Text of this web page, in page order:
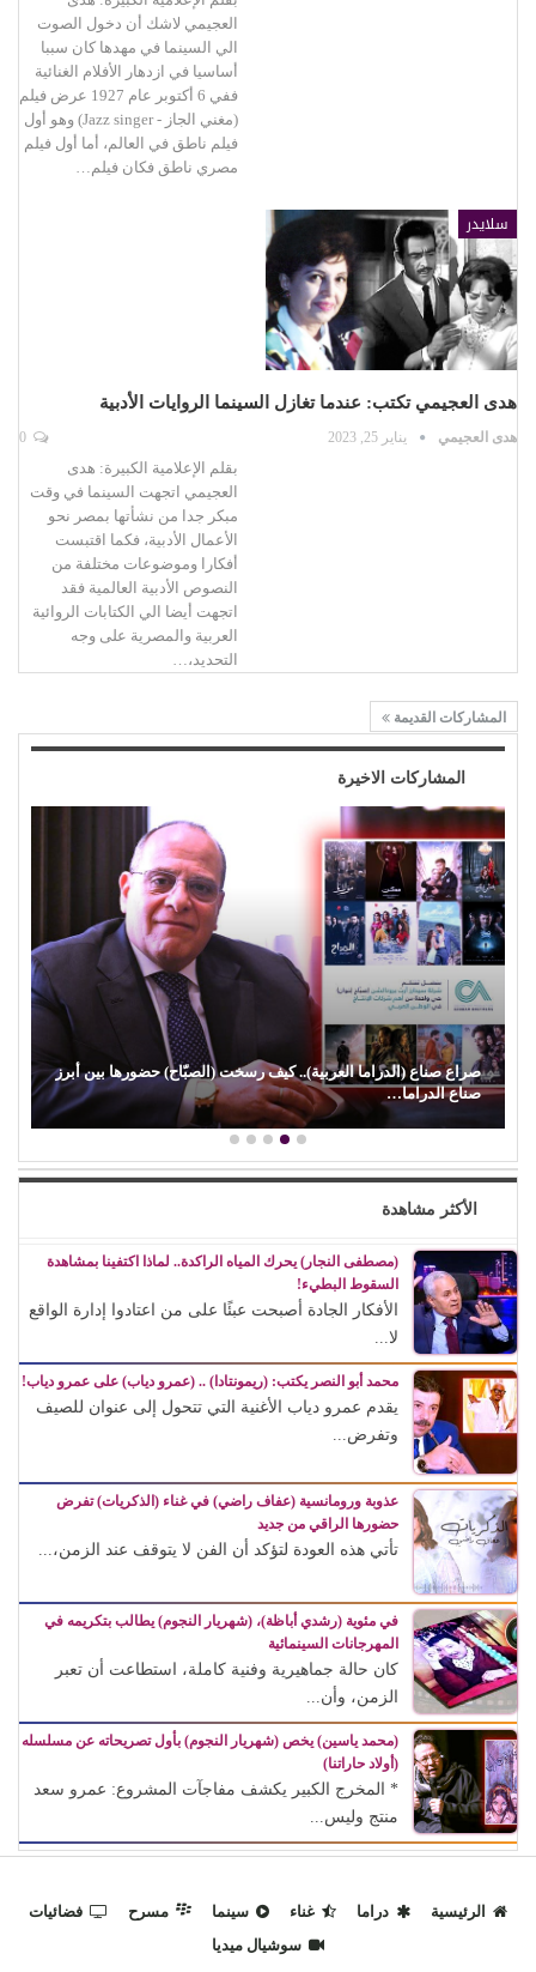
العجيمي لاشك أن دخول الصوت
الي السينما في مهدها كان سببا
أساسيا في ازدهار الأفلام الغنائية
ففي 6 أكتوبر عام 1927 عرض فيلم
(مغني الجاز - Jazz singer) وهو أول
فيلم ناطق في العالم، أما أول فيلم
مصري ناطق فكان فيلم…
سلايدر
هدى العجيمي تكتب: عندما تغازل السينما الروايات الأدبية
هدى العجيمي يناير 25, 2023
بقلم الإعلامية الكبيرة: هدى
العجيمي اتجهت السينما في وقت
مبكر جدا من نشأتها بمصر نحو
الأعمال الأدبية، فكما اقتبست
أفكارا وموضوعات مختلفة من
النصوص الأدبية العالمية فقد
اتجهت أيضا الي الكتابات الروائية
العربية والمصرية على وجه
التحديد،…
المشاركات القديمة
المشاركات الاخيرة
صراع صناع (الدراما العربية).. كيف رسخت (الصبّاح) حضورها بين أبرز
صناع الدراما…
الأكثر مشاهدة
(مصطفى النجار) يحرك المياه الراكدة.. لماذا اكتفينا بمشاهدة
السقوط البطيء!
الأفكار الجادة أصبحت عبئًا على من اعتادوا إدارة الواقع
لا...
محمد أبو النصر يكتب: (ريمونتادا) .. (عمرو دياب) على عمرو دياب!
يقدم عمرو دياب الأغنية التي تتحول إلى عنوان للصيف
وتفرض...
عذوبة ورومانسية (عفاف راضي) في غناء (الذكريات) تفرض
حضورها الراقي من جديد
تأتي هذه العودة لتؤكد أن الفن لا يتوقف عند الزمن،...
في مئوية (رشدي أباظة)، (شهريار النجوم) يطالب بتكريمه في
المهرجانات السينمائية
كان حالة جماهيرية وفنية كاملة، استطاعت أن تعبر
الزمن، وأن...
(محمد ياسين) يخص (شهريار النجوم) بأول تصريحاته عن مسلسله
(أولاد حاراتنا)
* المخرج الكبير يكشف مفاجآت المشروع: عمرو سعد
منتج وليس...
الرئيسية دراما غناء سينما مسرح
فضائيات
سوشيال ميديا